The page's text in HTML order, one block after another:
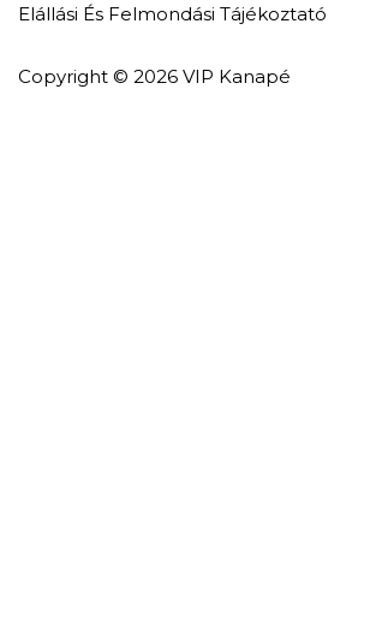
Elállási És Felmondási Tájékoztató
Copyright © 2026 VIP Kanapé